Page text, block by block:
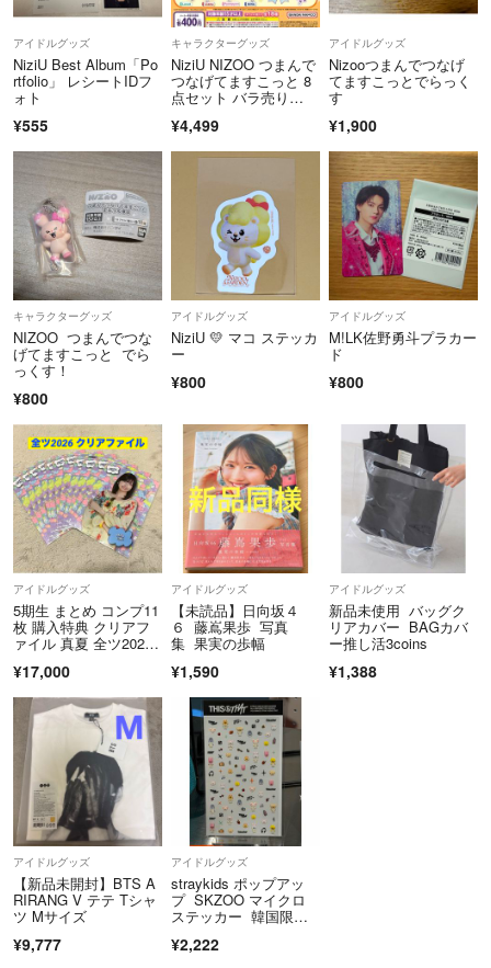
アイドルグッズ
NiziU Best Album「Po
rtfolio」 レシートIDフ
ォト
¥555
キャラクターグッズ
NiziU NIZOO つまんで
つなげてますこっと 8
点セット バラ売り
チャ リチュ リヨ マヤ
ン キナ
¥4,499
アイドルグッズ
Nizooつまんでつなげ
てますこっとでらっく
す
¥1,900
キャラクターグッズ
NIZOO つまんでつな
げてますこっと でら
っくす！
¥800
アイドルグッズ
NiziU 💛 マコ ステッカ
ー
¥800
アイドルグッズ
M!LK佐野勇斗プラカー
ド
¥800
アイドルグッズ
5期生 まとめ コンプ11
枚 購入特典 クリアフ
ァイル 真夏 全ツ202
¥17,000
アイドルグッズ
【未読品】日向坂４
６ 藤嶌果歩 写真
集 果実の歩幅
¥1,590
アイドルグッズ
新品未使用 バッグク
リアカバー BAGカバ
ー推し活3coins
¥1,388
アイドルグッズ
【新品未開封】BTS A
RIRANG V テテ Tシャ
ツ Mサイズ
¥9,777
アイドルグッズ
straykids ポップアッ
プ SKZOO マイクロ
ステッカー 韓国限
ck
¥2,222